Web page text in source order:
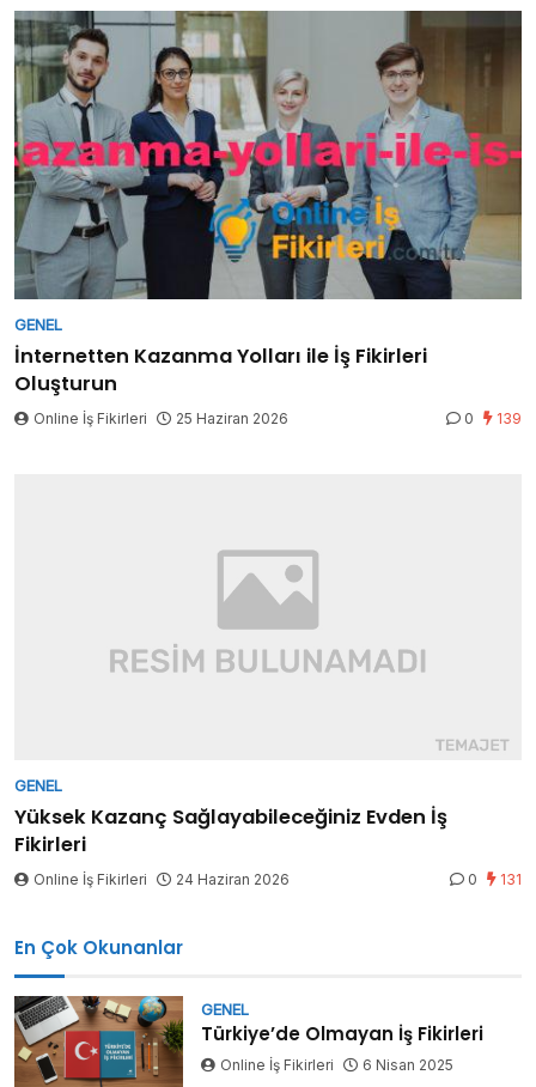
GENEL
İnternetten Kazanma Yolları ile İş Fikirleri
Oluşturun
Online İş Fikirleri 25 Haziran 2026 0 139
GENEL
Yüksek Kazanç Sağlayabileceğiniz Evden İş
Fikirleri
Online İş Fikirleri 24 Haziran 2026 0 131
En Çok Okunanlar
GENEL
Türkiye’de Olmayan İş Fikirleri
Online İş Fikirleri 6 Nisan 2025